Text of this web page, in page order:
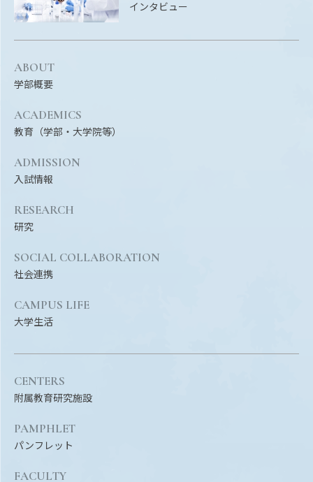
インタビュー
ABOUT
学部概要
ACADEMICS
教育（学部・大学院等）
ADMISSION
入試情報
RESEARCH
研究
SOCIAL COLLABORATION
社会連携
CAMPUS LIFE
大学生活
CENTERS
附属教育研究施設
PAMPHLET
パンフレット
FACULTY